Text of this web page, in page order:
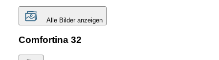
Alle Bilder anzeigen
Comfortina 32